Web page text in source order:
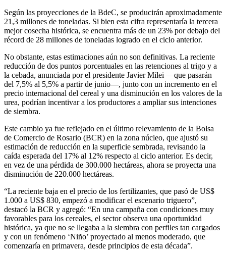
Según las proyecciones de la BdeC, se producirán aproximadamente
21,3 millones de toneladas. Si bien esta cifra representaría la tercera
mejor cosecha histórica, se encuentra más de un 23% por debajo del
récord de 28 millones de toneladas logrado en el ciclo anterior.
No obstante, estas estimaciones aún no son definitivas. La reciente
reducción de dos puntos porcentuales en las retenciones al trigo y a
la cebada, anunciada por el presidente Javier Milei —que pasarán
del 7,5% al 5,5% a partir de junio—, junto con un incremento en el
precio internacional del cereal y una disminución en los valores de la
urea, podrían incentivar a los productores a ampliar sus intenciones
de siembra.
Este cambio ya fue reflejado en el último relevamiento de la Bolsa
de Comercio de Rosario (BCR) en la zona núcleo, que ajustó su
estimación de reducción en la superficie sembrada, revisando la
caída esperada del 17% al 12% respecto al ciclo anterior. Es decir,
en vez de una pérdida de 300.000 hectáreas, ahora se proyecta una
disminución de 220.000 hectáreas.
“La reciente baja en el precio de los fertilizantes, que pasó de US$
1.000 a US$ 830, empezó a modificar el escenario triguero”,
destacó la BCR y agregó: “En una campaña con condiciones muy
favorables para los cereales, el sector observa una oportunidad
histórica, ya que no se llegaba a la siembra con perfiles tan cargados
y con un fenómeno ‘Niño’ proyectado al menos moderado, que
comenzaría en primavera, desde principios de esta década”.